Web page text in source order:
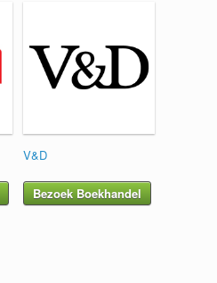
V&D
Bezoek Boekhandel